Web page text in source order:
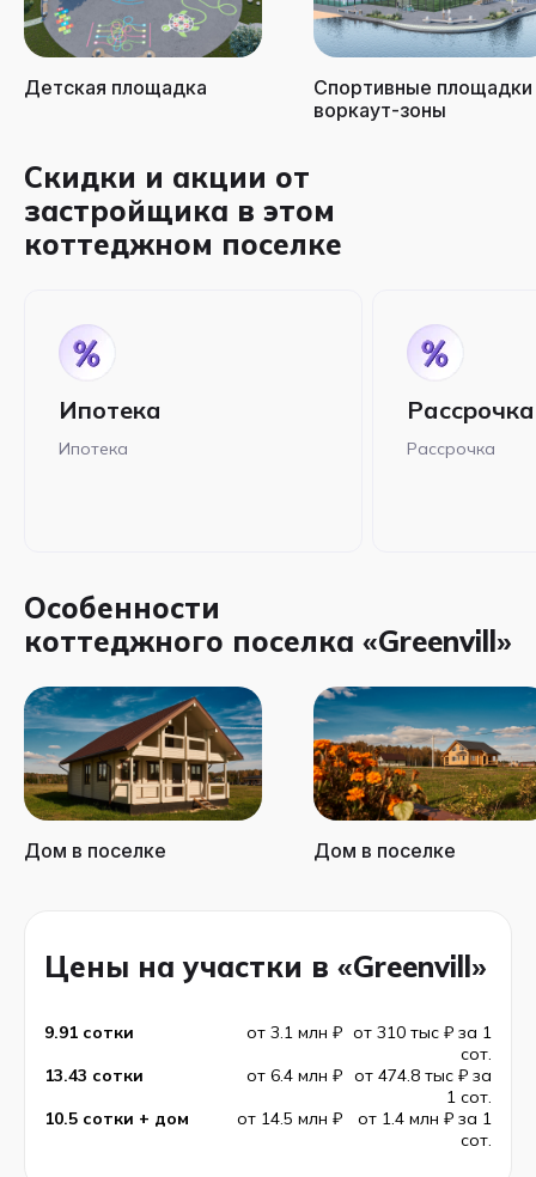
Детская площадка
Спортивные площадки
воркаут-зоны
Скидки и акции от
застройщика в этом
коттеджном поселке
Ипотека
Ипотека
Рассрочка
Рассрочка
Особенности
коттеджного поселка «Greenvill»
Дом в поселке Дом в поселке
Цены на участки в «Greenvill»
9.91 сотки от 3.1 млн ₽ от 310 тыс ₽ за 1
сот.
13.43 сотки
от 6.4 млн ₽ от 474.8 тыс ₽ за
1 сот.
10.5 сотки + дом
от 14.5 млн ₽
от 1.4 млн ₽ за 1
сот.